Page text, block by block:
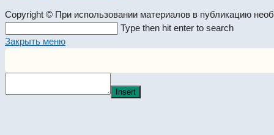
Copyright © При использовании материалов в публикацию
this
Type then hit enter to search
Закрыть меню
Insert